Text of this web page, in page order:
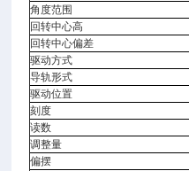
角度范围
回转中心高
回转中心偏差
驱动方式
导轨形式
驱动位置
刻度
读数
调整量
偏摆